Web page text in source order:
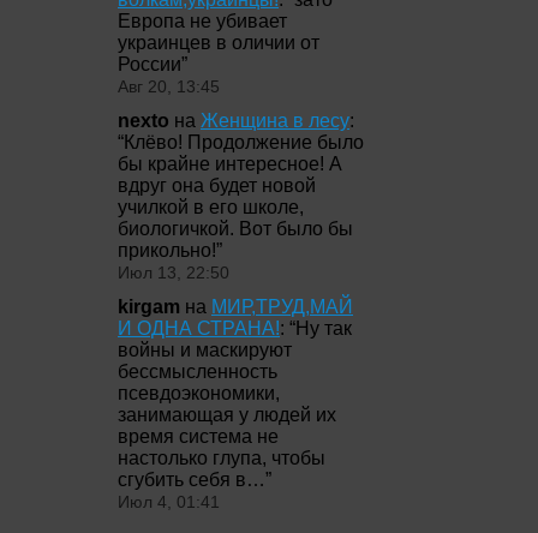
Европа не убивает
украинцев в оличии от
России”
Авг 20, 13:45
nexto на Женщина в лесу:
“Клёво! Продолжение было
бы крайне интересное! А
вдруг она будет новой
училкой в его школе,
биологичкой. Вот было бы
прикольно!”
Июл 13, 22:50
kirgam на МИР,ТРУД,МАЙ
И ОДНА СТРАНА!: “Ну так
войны и маскируют
бессмысленность
псевдоэкономики,
занимающая у людей их
время система не
настолько глупа, чтобы
сгубить себя в…”
Июл 4, 01:41